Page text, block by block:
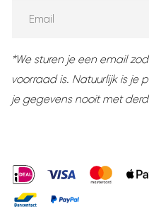
*We sturen je een email
voorraad is. Natuurlijk is je
je gegevens nooit met
your
address
join
the
product
Draagbare Melkkoeler
Zwangerschap